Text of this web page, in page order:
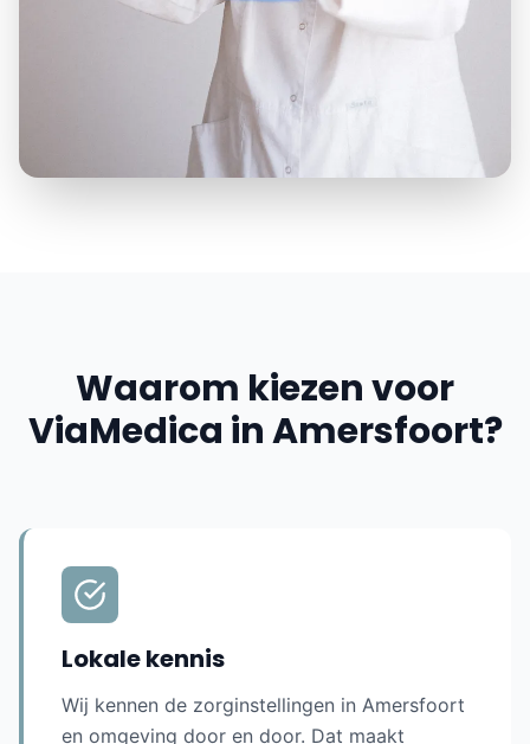
Waarom kiezen voor
ViaMedica inAmersfoort?
Lokale kennis
Wij kennen de zorginstellingen in Amersfoort
en omgeving door en door. Dat maakt